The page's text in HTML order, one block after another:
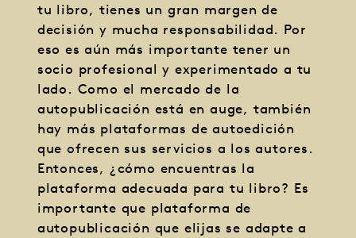
tu libro, tienes un gran margen de
decisión y mucha responsabilidad. Por
eso es aún más importante tener un
socio profesional y experimentado a tu
lado. Como el mercado de la
autopublicación está en auge, también
hay más plataformas de autoedición
que ofrecen sus servicios a los autores.
Entonces, ¿cómo encuentras la
plataforma adecuada para tu libro? Es
importante que plataforma de
autopublicación que elijas se adapte a